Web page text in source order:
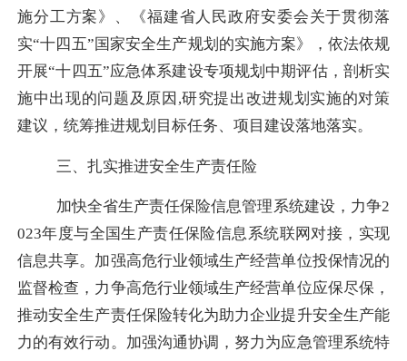
施分工方案》、《福建省人民政府安委会关于贯彻落
实“十四五”国家安全生产规划的实施方案》，依法依规
开展“十四五”应急体系建设专项规划中期评估，剖析实
施中出现的问题及原因,研究提出改进规划实施的对策
建议，统筹推进规划目标任务、项目建设落地落实。
三、扎实推进安全生产责任险
加快全省生产责任保险信息管理系统建设，力争2
023年度与全国生产责任保险信息系统联网对接，实现
信息共享。加强高危行业领域生产经营单位投保情况的
监督检查，力争高危行业领域生产经营单位应保尽保，
推动安全生产责任保险转化为助力企业提升安全生产能
力的有效行动。加强沟通协调，努力为应急管理系统特